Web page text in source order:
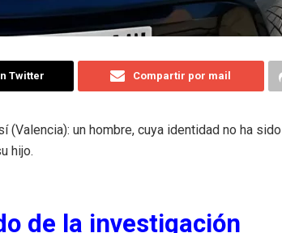
Twitter Compartir por mail
un hombre, cuya identidad no ha sido
hijo.
de la investigación